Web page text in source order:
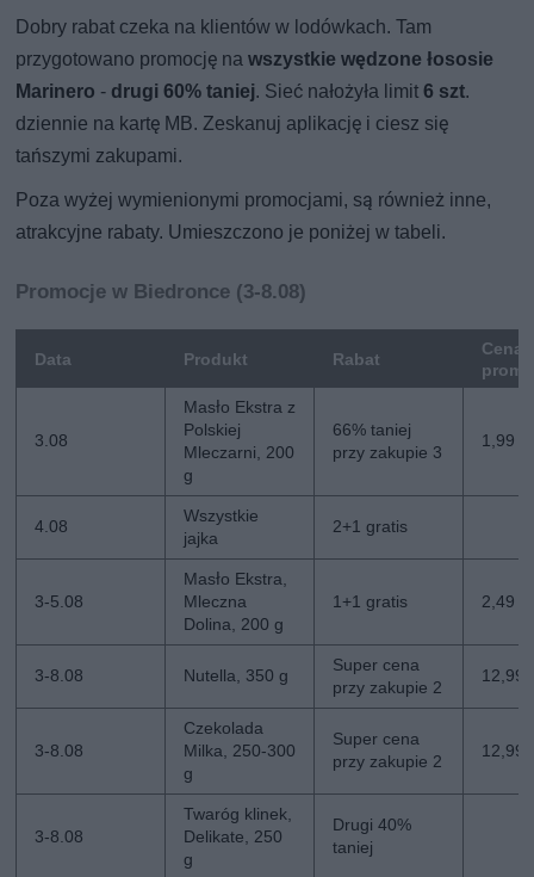
Dobry rabat czeka na klientów w lodówkach. Tam
przygotowano promocję nawszystkie wędzone łososie
Marinero - drugi 60% taniej. Sieć nałożyła limit6 szt.
dziennie na kartę MB. Zeskanuj aplikację i ciesz się
tańszymi zakupami.
Poza wyżej wymienionymi promocjami, są również inne,
atrakcyjne rabaty. Umieszczono je poniżej w tabeli.
Promocje w Biedronce (3-8.08)
Data Produkt Rabat
Cena
3.08
Masło Ekstra z
Polskiej
Mleczarni, 200
g
66% taniej
przy zakupie 3
1,99
4.08
Wszystkie
jajka
2+1 gratis
3-5.08
Masło Ekstra,
Mleczna
Dolina, 200 g
1+1 gratis 2,49
3-8.08 Nutella, 350 g
Super cena
przy zakupie 2
12,99
3-8.08
Czekolada
Milka, 250-300
g
Super cena
przy zakupie 2
12,99
3-8.08
Twaróg klinek,
Delikate, 250
g
Drugi 40%
taniej